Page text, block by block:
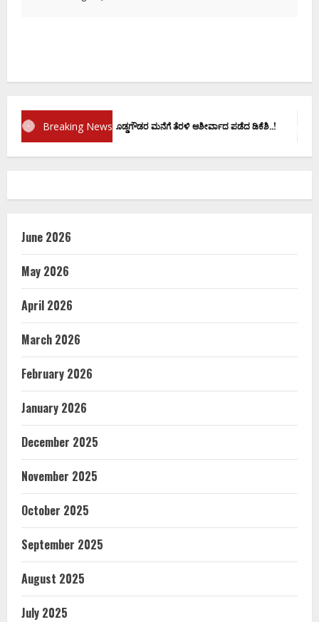
Breaking News
ಪ್ರಮಾಣ ವಚನಕ್ಕೂ ಮುನ್ನ ದೊಡ್ಡಗೌಡರ ಮನೆಗೆ ತೆರಳಿ ಆಶೀರ್ವಾದ ಪಡೆದ ಡಿಕೆಶಿ..!
June 2026
May 2026
April 2026
March 2026
February 2026
January 2026
December 2025
November 2025
October 2025
September 2025
August 2025
July 2025